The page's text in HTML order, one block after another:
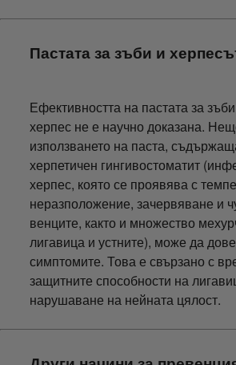
Пастата за зъби и
Ефективността на пастата за
херпес не е научно доказана.
използването на паста,
херпетичен гингивостоматит
херпес, която се проявява с
неразположение, зачервяване и
венците, както и множество
лигавица и устните), може да
симптомите. Това е свързано с
защитните способности на
нарушаване на нейната цялост.